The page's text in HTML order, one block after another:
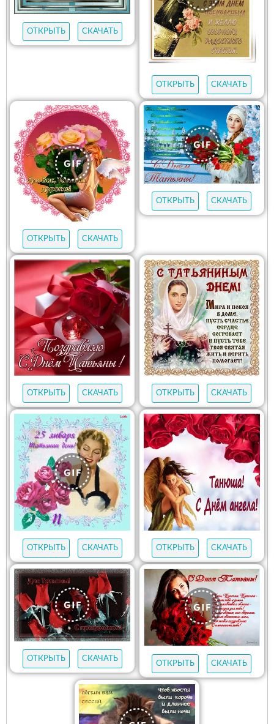
ОТКРЫТЬ СКАЧАТЬ
ОТКРЫТЬ СКАЧАТЬ
ОТКРЫТЬ СКАЧАТЬ
ОТКРЫТЬ СКАЧАТЬ
ОТКРЫТЬ СКАЧАТЬ ОТКРЫТЬ СКАЧАТЬ
ОТКРЫТЬ СКАЧАТЬ ОТКРЫТЬ СКАЧАТЬ
ОТКРЫТЬ СКАЧАТЬ
ОТКРЫТЬ СКАЧАТЬ